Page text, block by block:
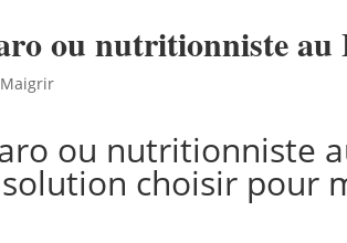
ou nutritionniste au
Maigrir
ou nutritionniste
choisir pour